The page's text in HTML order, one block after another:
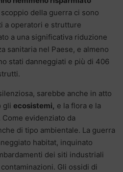
della guerra ci sono
a operatori e strutture
a una significativa riduzione
sanitaria nel Paese, e almeno
stati danneggiati e più di 406
sarebbe anche in atto
gli ecosistemi, e la flora e la
evidenziato da
di tipo ambientale. La guerra
habitat, inquinato
dei siti industriali
Gli ossidi di